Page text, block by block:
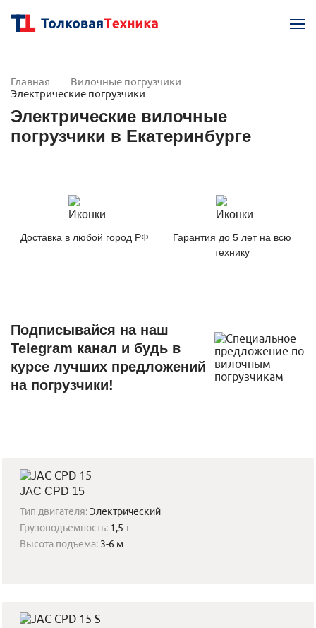
Главная
Вилочные погрузчики
Электрические погрузчики
Электрические вилочные
погрузчики в Екатеринбурге
Доставка в любой город РФ
Гарантия до 5 лет на всю
технику
Подписывайся на наш
Telegram канал и будь в
курсе лучших предложений
на погрузчики!
JAC CPD 15
Тип двигателя:Электрический
Грузоподъемность: 1,5 т
Высота подъема: 3-6 м